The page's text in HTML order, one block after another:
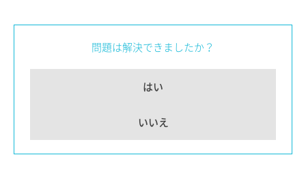
問題は解決できましたか？
はい
いいえ